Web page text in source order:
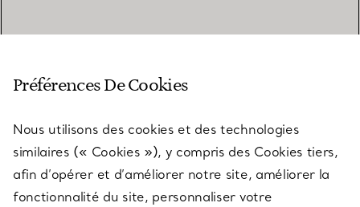
SERVICES
À PROPOS
Préférences De Cookies
Nous utilisons des cookies et des technologies
similaires (« Cookies »), y compris des Cookies tiers,
afin d’opérer et d’améliorer notre site, améliorer la
fonctionnalité du site, personnaliser votre